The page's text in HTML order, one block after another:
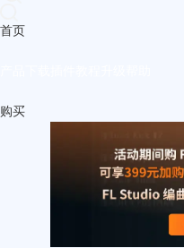
首页
购买